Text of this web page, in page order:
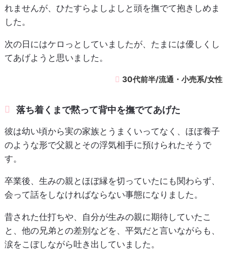
れませんが、ひたすらよしよしと頭を撫でて抱きしめま
した。
次の日にはケロっとしていましたが、たまには優しくし
てあげようと思いました。
30代前半/流通・小売系/女性
落ち着くまで黙って背中を撫でてあげた
彼は幼い頃から実の家族とうまくいってなく、ほぼ養子
のような形で父親とその浮気相手に預けられたそうで
す。
卒業後、生みの親とほぼ縁を切っていたにも関わらず、
会って話をしなければならない事態になりました。
昔された仕打ちや、自分が生みの親に期待していたこ
と、他の兄弟との差別などを、平気だと言いながらも、
涙をこぼしながら吐き出していました。